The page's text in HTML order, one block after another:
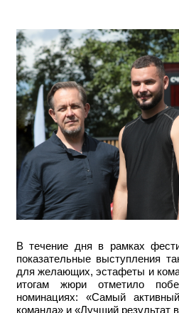
В течение дня в рамках
показательные выступления
для желающих, эстафеты и
итогам жюри отметило
номинациях: «Самый
команда» и «Лучший результат